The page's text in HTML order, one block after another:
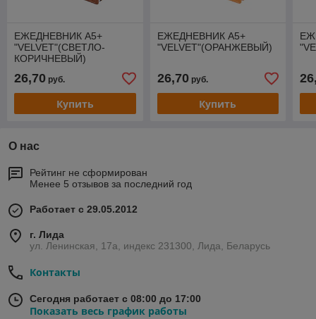
ЕЖЕДНЕВНИК А5+
"VELVET"(СВЕТЛО-
КОРИЧНЕВЫЙ)
26,70 руб.
Купить
ЕЖЕДНЕВНИК А5+
"VELVET"(ОРАНЖЕВЫЙ)
26,70руб.
Купить
О нас
Рейтинг не сформирован
Менее 5 отзывов за последний год
Работает с 29.05.2012
г. Лида
ул. Ленинская, 17а, индекс 231300, Лида, Беларусь
Контакты
Сегодня работает с 08:00 до 17:00
Показать весь график работы